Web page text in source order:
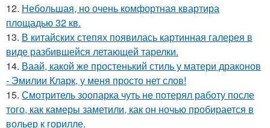
12. Небольшая, но очень комфортная квартира
площадью 32 кв.
13. В китайских степях появилась картинная галерея в
виде разбившейся летающей тарелки.
14. Ваай, какой же простенький стиль у матери драконов
- Эмилии Кларк, у меня просто нет слов!
15. Смотритель зоопарка чуть не потерял работу после
того, как камеры заметили, как он ночью пробирается в
вольер к горилле.